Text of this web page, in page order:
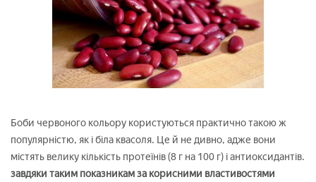
Боби червоного кольору користуються практично такою ж
популярністю, як і біла квасоля. Це й не дивно, адже вони
містять велику кількість протеїнів (8 г на 100 г) і антиоксидантів.
завдяки таким показникам за корисними властивостями